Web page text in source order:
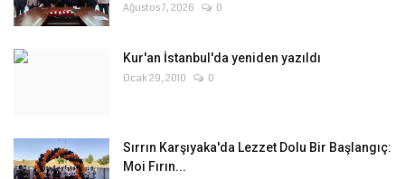
Ağustos 7, 2026 0
Kur'an İstanbul'da yeniden yazıldı
Ocak 29, 2010 0
Sırrın Karşıyaka'da Lezzet Dolu Bir Başlangıç:
Moi Fırın...